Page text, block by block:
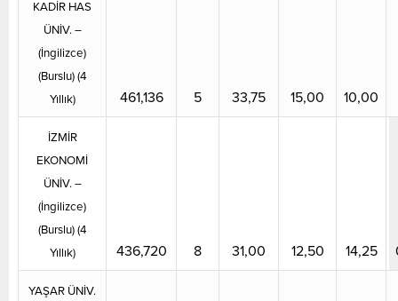
KADİR HAS
ÜNİV. –
(İngilizce)
(Burslu) (4
Yıllık)
461,136 5 33,75 15,00 10,00
İZMİR
EKONOMİ
ÜNİV. –
(İngilizce)
(Burslu) (4
Yıllık)
436,720 8 31,00 12,50 14,25
YAŞAR ÜNİV.